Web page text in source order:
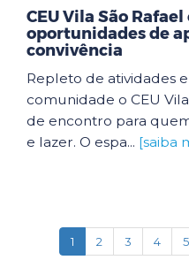
CEU Vila São
oportunidades de
convivência
Repleto de atividades
comunidade o CEU
de encontro para
e lazer. O espa... [saiba
1(current)
2 3 4 5